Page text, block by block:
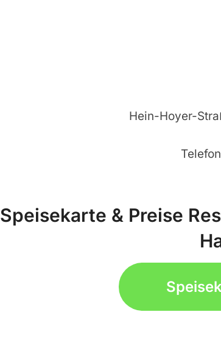
Hein-Hoyer-
Speisekarte & Preise